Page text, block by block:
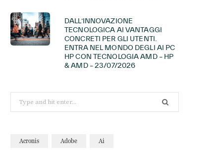
DALL’INNOVAZIONE
TECNOLOGICA AI VANTAGGI
CONCRETI PER GLI UTENTI.
ENTRA NEL MONDO DEGLI AI PC
HP CON TECNOLOGIA AMD – HP
& AMD – 23/07/2026
for:
Acronis Adobe Ai